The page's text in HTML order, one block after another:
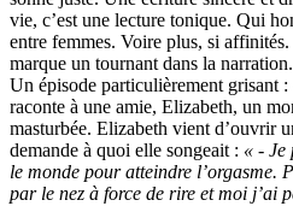
vie, c’est une lecture tonique. Qui
entre femmes. Voire plus, si
marque un tournant dans la narration.
Un épisode particulièrement grisant
raconte à une amie, Elizabeth, un
masturbée. Elizabeth vient d’ouvrir
demande à quoi elle songeait : « - Je
le monde pour atteindre l’orgasme.
par le nez à force de rire et moi j’ai